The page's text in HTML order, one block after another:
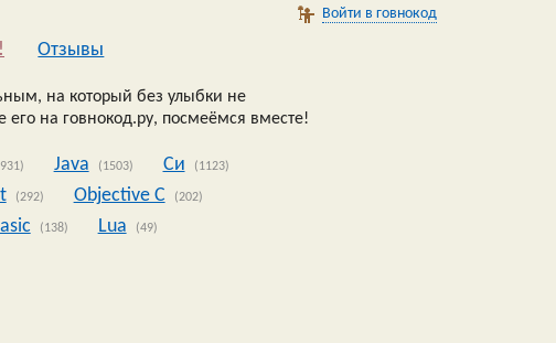
Войти в говнокод
Oтзывы
на который без улыбки не
его на говнокод.ру, посмеёмся вместе!
Java (1503) Си (1123)
(292) Objective C (202)
(138) Lua (49)